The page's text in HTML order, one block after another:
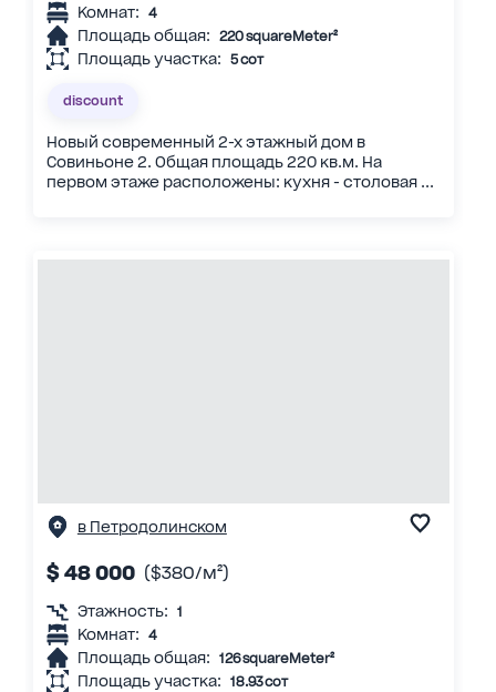
Комнат: 4
Площадь общая: 220 squareMeter²
Площадь участка: 5 сот
discount
Новый современный 2-х этажный дом в
Совиньоне 2. Общая площадь 220 кв.м. На
первом этаже расположены: кухня - столовая ...
в Петродолинском
$ 48 000 ($380/м²)
Этажность: 1
Комнат: 4
Площадь общая: 126 squareMeter²
Площадь участка: 18.93 сот